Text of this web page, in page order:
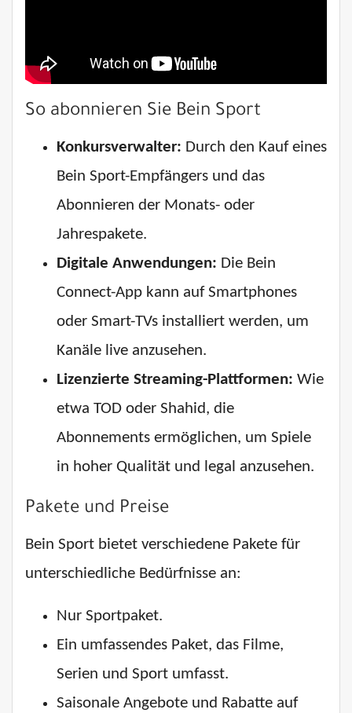
So abonnieren Sie Bein Sport
Konkursverwalter: Durch den Kauf eines
Bein Sport-Empfängers und das
Abonnieren der Monats- oder
Jahrespakete.
Digitale Anwendungen: Die Bein
Connect-App kann auf Smartphones
oder Smart-TVs installiert werden, um
Kanäle live anzusehen.
Lizenzierte Streaming-Plattformen: Wie
etwa TOD oder Shahid, die
Abonnements ermöglichen, um Spiele
in hoher Qualität und legal anzusehen.
Pakete und Preise
Bein Sport bietet verschiedene Pakete für
unterschiedliche Bedürfnisse an:
Nur Sportpaket.
Ein umfassendes Paket, das Filme,
Serien und Sport umfasst.
Saisonale Angebote und Rabatte auf